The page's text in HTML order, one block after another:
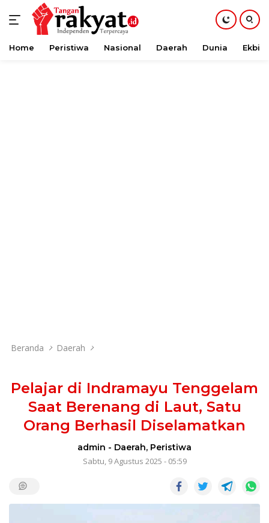
Langsung
Home Peristiwa Nasional Daerah Dunia Ekbis
Beranda Daerah
Pelajar di Indramayu Tenggelam
Saat Berenang di Laut, Satu
Orang Berhasil Diselamatkan
admin - Daerah, Peristiwa
Sabtu, 9 Agustus 2025 - 05:59